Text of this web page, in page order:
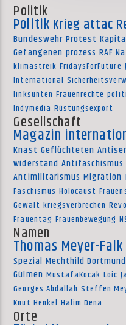
Politik
Politik Krieg attac
Bundeswehr Protest
Gefangenen prozess RAF
klimastreik FridaysForFuture
International
linksunten Frauenrechte
Indymedia Rüstungsexport
Gesellschaft
Magazin
Knast Geflüchteten
widerstand Antifaschismus
Antimilitarismus Migration
Faschismus Holocaust
Gewalt kriegsverbrechen
Frauentag Frauenbewegung
Namen
Thomas Meyer-Falk
Spezial Mechthild Dortmund
Gülmen MustafaKocak Loic
Georges Abdallah Steffen
Knut Henkel Halim Dena
Orte